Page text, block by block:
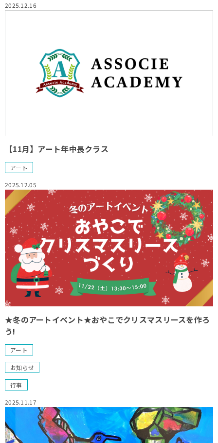
2025.12.16
【11月】アート年中長クラス
アート
2025.12.05
★冬のアートイベント★おやこでクリスマスリースを作ろ
う!
アート
お知らせ
行事
2025.11.17